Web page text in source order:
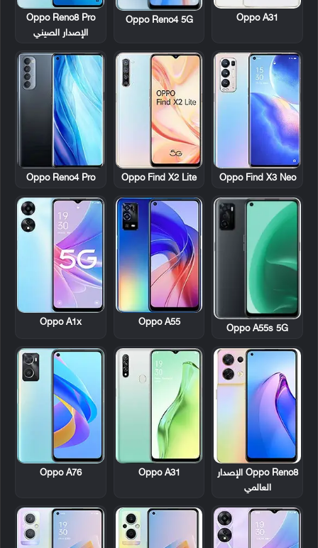
Oppo A31
Oppo Reno4 5G
Oppo Reno8 Pro
الإصدار الصيني
Oppo Find X3 Neo
Oppo Find X2 Lite
Oppo Reno4 Pro
Oppo A55s 5G
Oppo A55
Oppo A1x
Oppo Reno8 الإصدار
العالمي
Oppo A31
Oppo A76